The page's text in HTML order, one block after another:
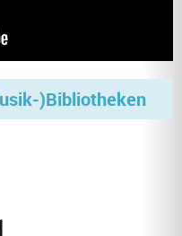
)Bibliotheken